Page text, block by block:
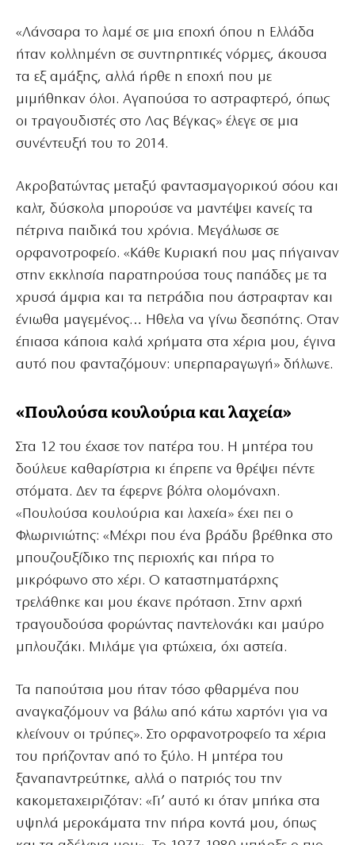
«Λάνσαρα το λαμέ σε μια εποχή όπου η Ελλάδα
ήταν κολλημένη σε συντηρητικές νόρμες, άκουσα
τα εξ αμάξης, αλλά ήρθε η εποχή που με
μιμήθηκαν όλοι. Αγαπούσα το αστραφτερό, όπως
οι τραγουδιστές στο Λας Βέγκας» έλεγε σε μια
συνέντευξή του το 2014.
Ακροβατώντας μεταξύ φαντασμαγορικού σόου και
καλτ, δύσκολα μπορούσε να μαντέψει κανείς τα
πέτρινα παιδικά του χρόνια. Μεγάλωσε σε
ορφανοτροφείο. «Κάθε Κυριακή που μας πήγαιναν
στην εκκλησία παρατηρούσα τους παπάδες με τα
χρυσά άμφια και τα πετράδια που άστραφταν και
ένιωθα μαγεμένος… Ηθελα να γίνω δεσπότης. Οταν
έπιασα κάποια καλά χρήματα στα χέρια μου, έγινα
αυτό που φανταζόμουν: υπερπαραγωγή» δήλωνε.
«Πουλούσα κουλούρια και λαχεία»
Στα 12 του έχασε τον πατέρα του. Η μητέρα του
δούλευε καθαρίστρια κι έπρεπε να θρέψει πέντε
στόματα. Δεν τα έφερνε βόλτα ολομόναχη.
«Πουλούσα κουλούρια και λαχεία» έχει πει ο
Φλωρινιώτης: «Μέχρι που ένα βράδυ βρέθηκα στο
μπουζουξίδικο της περιοχής και πήρα το
μικρόφωνο στο χέρι. Ο καταστηματάρχης
τρελάθηκε και μου έκανε πρόταση. Στην αρχή
τραγουδούσα φορώντας παντελονάκι και μαύρο
μπλουζάκι. Μιλάμε για φτώχεια, όχι αστεία.
Τα παπούτσια μου ήταν τόσο φθαρμένα που
αναγκαζόμουν να βάλω από κάτω χαρτόνι για να
κλείνουν οι τρύπες». Στο ορφανοτροφείο τα χέρια
του πρήζονταν από το ξύλο. Η μητέρα του
ξαναπαντρεύτηκε, αλλά ο πατριός του την
κακομεταχειριζόταν: «Γι’ αυτό κι όταν μπήκα στα
υψηλά μεροκάματα την πήρα κοντά μου, όπως